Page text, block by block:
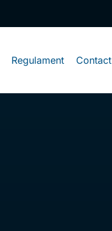
Regulament Contact